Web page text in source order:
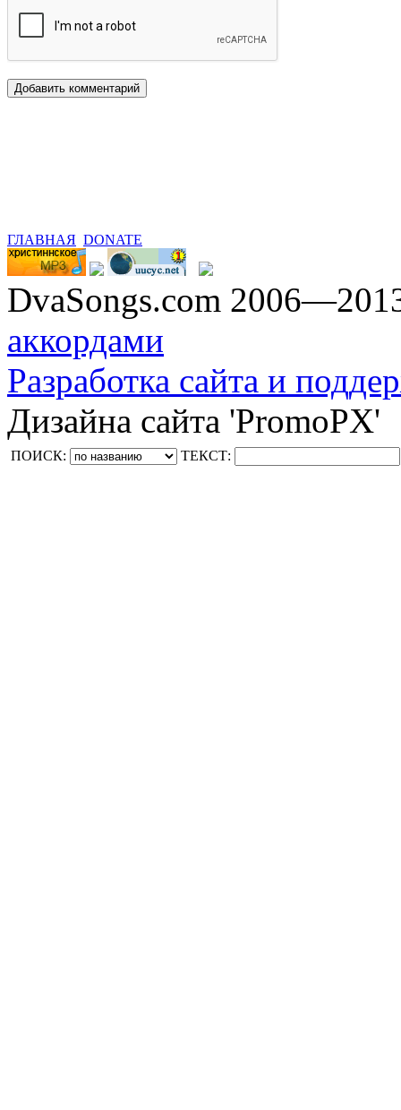
ГЛАВНАЯ DONATE
DvaSongs.com
аккордами
Разработка сайта и
Дизайна сайта 'PromoPX'
ПОИСК: ТЕКСТ: